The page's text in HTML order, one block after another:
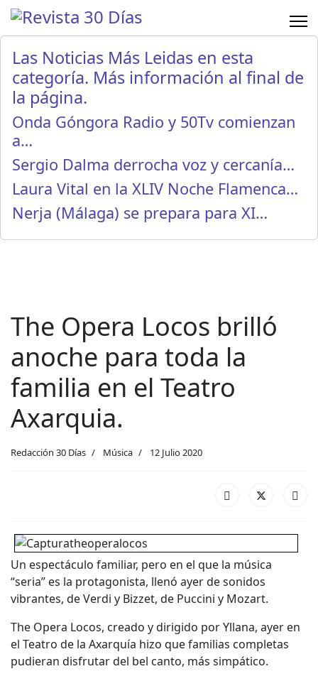
Las Noticias Más Leidas en esta
categoría. Más información al final de
la página.
Onda Góngora Radio y 50Tv comienzan
a…
Sergio Dalma derrocha voz y cercanía…
Laura Vital en la XLIV Noche Flamenca…
Nerja (Málaga) se prepara para XI…
The Opera Locos brilló
anoche para toda la
familia en el Teatro
Axarquia.
Redacción 30 Días Música 12 Julio 2020
Un espectáculo familiar, pero en el que la música
“seria” es la protagonista, llenó ayer de sonidos
vibrantes, de Verdi y Bizzet, de Puccini y Mozart.
The Opera Locos, creado y dirigido por Yllana, ayer en
el Teatro de la Axarquía hizo que familias completas
pudieran disfrutar del bel canto, más simpático.